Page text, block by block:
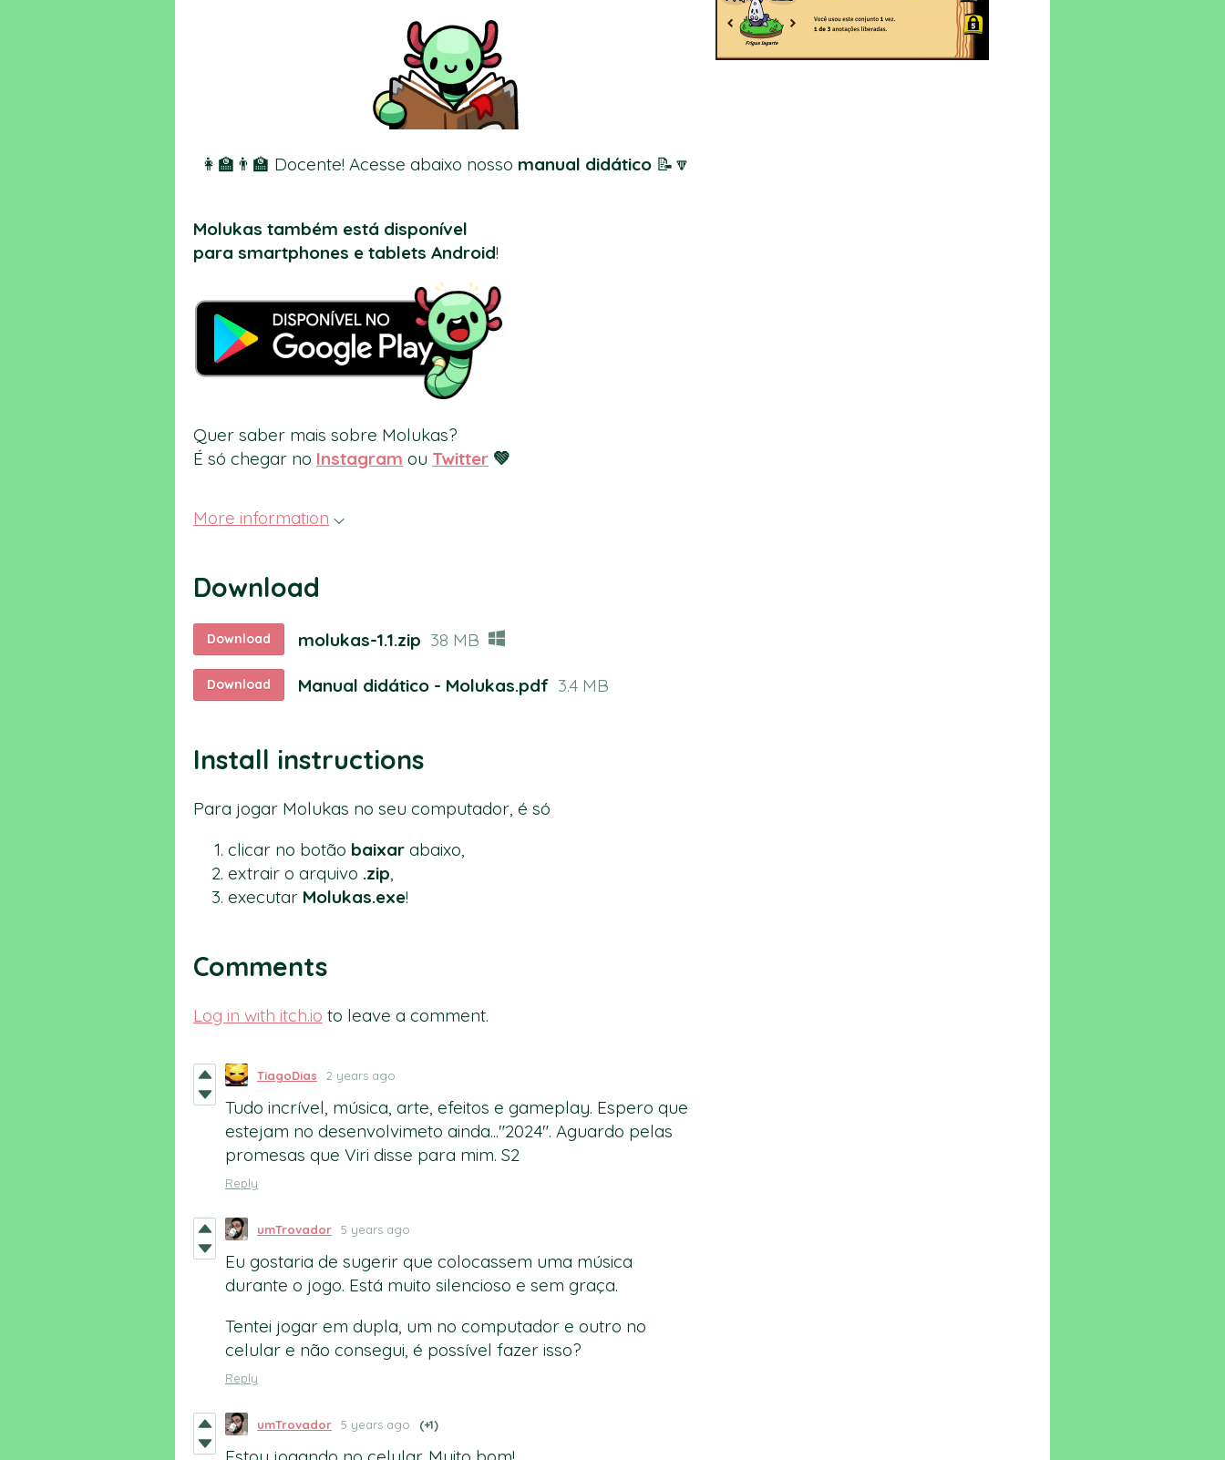
👩‍🏫👨‍🏫 Docente! Acesse abaixo nosso manual didático📝🔽
Molukas também está disponível
para smartphones e tablets Android!
Quer saber mais sobre Molukas?
É só chegar no Instagram ou Twitter 💚
More information
Download
Download molukas-1.1.zip 38 MB
Download Manual didático - Molukas.pdf 3.4 MB
Install instructions
Para jogar Molukas no seu computador, é só
clicar no botão baixar abaixo,
extrair o arquivo .zip
executar Molukas.exe!
Comments
Log in with itch.io to leave a comment.
TiagoDias 2 years ago
Tudo incrível, música, arte, efeitos e gameplay. Espero que
estejam no desenvolvimeto ainda..."2024". Aguardo pelas
promesas que Viri disse para mim. S2
Reply
umTrovador 5 years ago
Eu gostaria de sugerir que colocassem uma música
durante o jogo. Está muito silencioso e sem graça.
Tentei jogar em dupla, um no computador e outro no
celular e não consegui, é possível fazer isso?
Reply
umTrovador 5 years ago (+1)